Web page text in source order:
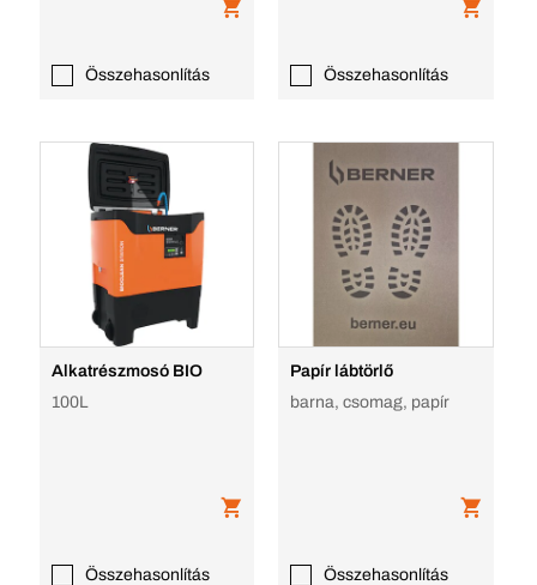
Összehasonlítás Összehasonlítás
Alkatrészmosó BIO
100L
Összehasonlítás
Papír lábtörlő
barna, csomag, papír
Összehasonlítás